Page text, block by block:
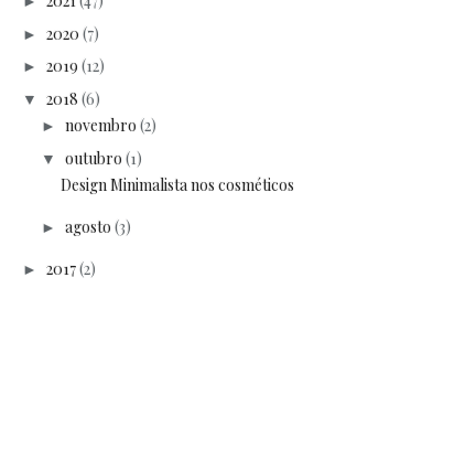
► 2020 (7)
► 2019 (12)
▼ 2018 (6)
► novembro (2)
▼ outubro (1)
Design Minimalista nos cosméticos
► agosto (3)
► 2017(2)